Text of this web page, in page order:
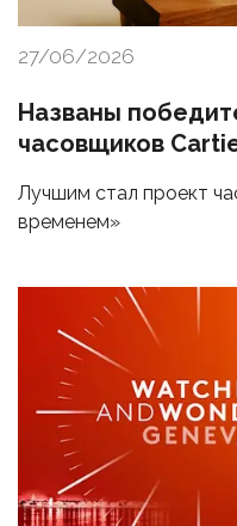
27/06/2026
Названы
часовщиков
Лучшим стал проект
временем»